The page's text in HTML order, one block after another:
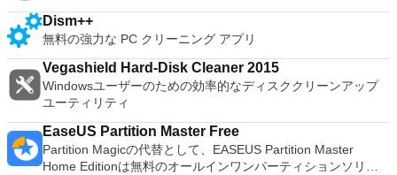
Dism++
無料の強力な PC クリーニング アプリ
Vegashield Hard-Disk Cleaner 2015
Windowsユーザーのための効率的なディスククリーンアップ
ユーティリティ
EaseUS Partition Master Free
Partition Magicの代替として、EASEUS Partition Master
Home Editionは無料のオールインワンパーティションソリュ